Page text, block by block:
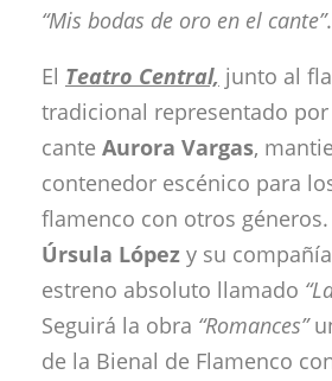
“Mis bodas de oro en el cante”.
El Teatro Central, junto al
tradicional representado por
cante Aurora Vargas,
contenedor escénico para
flamenco con otros
Úrsula López y su
estreno absoluto llamado
Seguirá la obra “Romances”
de la Bienal de Flamenco